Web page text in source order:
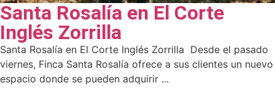
Santa Rosalía en El Corte
Inglés Zorrilla
Santa Rosalía en El Corte Inglés Zorrilla Desde el pasado
viernes, Finca Santa Rosalía ofrece a sus clientes un nuevo
espacio donde se pueden adquirir ...